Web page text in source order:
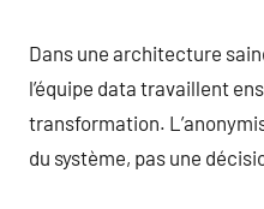
Dans une architecture
l’équipe data travaillent
transformation.
du système, pas une